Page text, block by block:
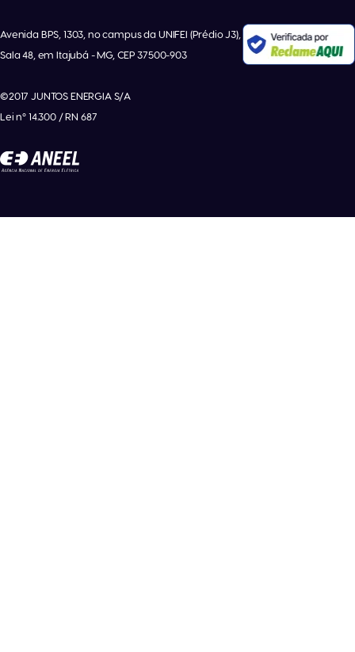
Avenida BPS, 1303, no campus da UNIFEI (Prédio J3),
Sala 48, em Itajubá - MG, CEP 37500-903
©2017 JUNTOS ENERGIA S/A
Lei nº 14.300 / RN 687